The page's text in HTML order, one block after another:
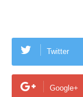
Twitter
Google+